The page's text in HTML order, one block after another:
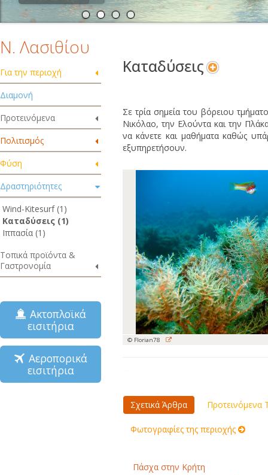
Ν. Λασιθίου
Για την περιοχή
Διαμονή
Προτεινόμενα
Πολιτισμός
Φύση
Δραστηριότητες
Wind-Kitesurf (1)
Καταδύσεις (1)
Ιππασία (1)
Τοπικά προϊόντα &
Γαστρονομία
Ακτοπλοϊκά
εισιτήρια
Αεροπορικά
εισιτήρια
Καταδύσεις
Σε τρία σημεία του βόρειου
Νικόλαο, την Ελούντα και την
να κάνετε και μαθήματα καθώς
εξυπηρετήσουν.
© Florian78
Σχετικά Άρθρα Προτεινόμενα
Φωτογραφίες της περιοχής
Πάσχα στην Κρήτη